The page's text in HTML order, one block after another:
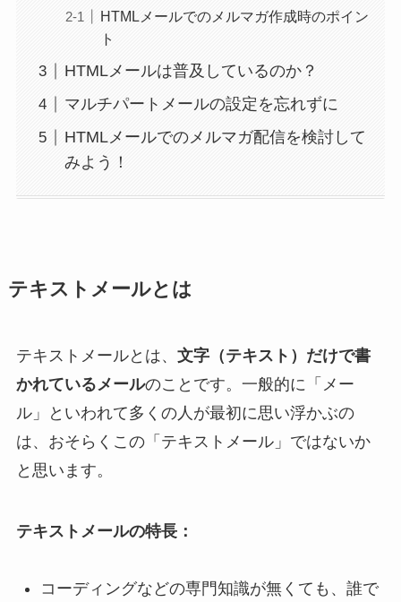
HTMLメールでのメルマガ作成時のポイン
ト
HTMLメールは普及しているのか？
マルチパートメールの設定を忘れずに
HTMLメールでのメルマガ配信を検討して
みよう！
テキストメールとは
テキストメールとは、 文字（テキスト）だけで書
かれているメールのことです。一般的に「メー
ル」といわれて多くの人が最初に思い浮かぶの
は、おそらくこの「テキストメール」ではないか
と思います。
テキストメールの特長：
コーディングなどの専門知識が無くても、誰で